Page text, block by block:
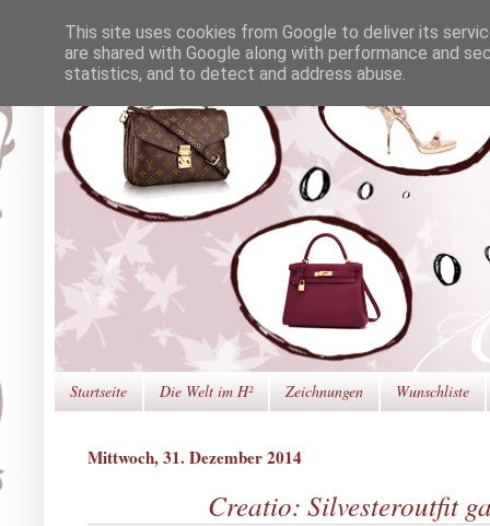
Startseite Die Welt im H² Zeichnungen Wunschliste
Mittwoch, 31. Dezember 2014
Creatio: Silvesteroutfit
This site uses cookies from Google to deliver its
are shared with Google along with performance and
statistics, and to detect and address abuse.